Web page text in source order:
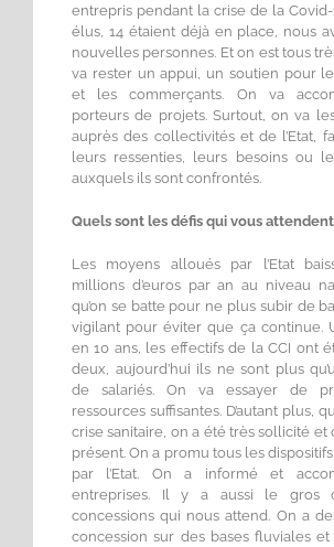
entrepris pendant la crise de la Covid-
élus, 14 étaient déjà en place, nous
nouvelles personnes. Et on est tous
va rester un appui, un soutien pour
et les commerçants. On va
porteurs de projets. Surtout, on va
auprès des collectivités et de l’Etat,
leurs ressenties, leurs besoins ou
auxquels ils sont confrontés.
Quels sont les défis qui vous attendent
Les moyens alloués par l’Etat
millions d’euros par an au niveau
qu’on se batte pour ne plus subir de
vigilant pour éviter que ça continue.
en 10 ans, les effectifs de la CCI ont
deux, aujourd’hui ils ne sont plus
de salariés. On va essayer de
ressources suffisantes. D’autant plus,
crise sanitaire, on a été très sollicité et
présent. On a promu tous les
par l’Etat. On a informé et
entreprises. Il y a aussi le gros
concessions qui nous attend. On a
concession sur des bases fluviales et